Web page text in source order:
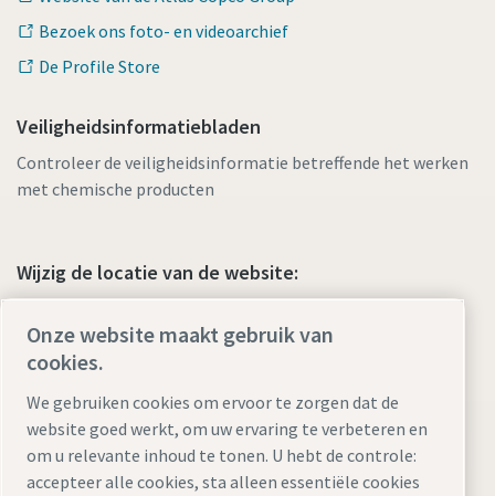
Bezoek ons foto- en videoarchief
De Profile Store
Veiligheidsinformatiebladen
Controleer de veiligheidsinformatie betreffende het werken
met chemische producten
Wijzig de locatie van de website:
Bezoek de website
Onze website maakt gebruik van
cookies.
We gebruiken cookies om ervoor te zorgen dat de
website goed werkt, om uw ervaring te verbeteren en
om u relevante inhoud te tonen. U hebt de controle:
accepteer alle cookies, sta alleen essentiële cookies